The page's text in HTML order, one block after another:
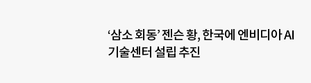
‘삼소 회동’ 젠슨 황, 한국에 엔비디아 AI
기술센터 설립 추진